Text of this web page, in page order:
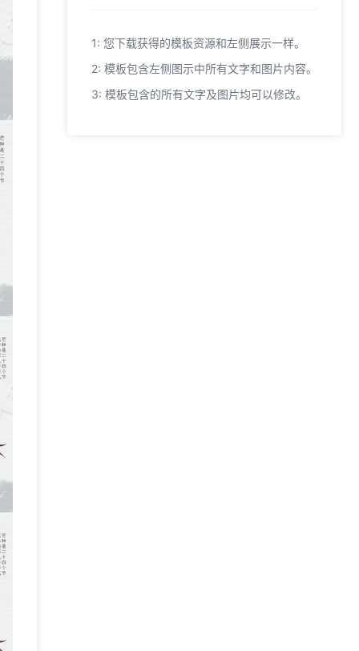
1: 您下载获得的模板资源和左侧展示一样。
2: 模板包含左侧图示中所有文字和图片内容。
3: 模板包含的所有文字及图片均可以修改。